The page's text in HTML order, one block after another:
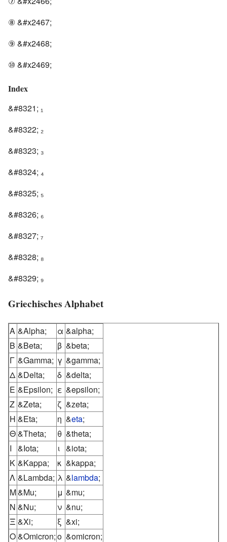
⑧ &#x2467;
⑨ &#x2468;
⑩ &#x2469;
Index
&#8321; ₁
&#8322; ₂
&#8323; ₃
&#8324; ₄
&#8325; ₅
&#8326; ₆
&#8327; ₇
&#8328; ₈
&#8329; ₉
Griechisches Alphabet
Α &Alpha; α &alpha;
Β &Beta; β &beta;
Γ &Gamma; γ &gamma;
Δ &Delta; δ &delta;
Ε &Epsilon; ε &epsilon;
Ζ &Zeta; ζ &zeta;
Η &Eta; η &eta;
Θ&Theta; θ &theta;
Ι &Iota; ι &iota;
Κ &Kappa; κ &kappa;
Λ &Lambda; λ &lambda;
Μ&Mu; μ &mu;
Ν &Nu; ν &nu;
Ξ &Xi; ξ &xi;
Ο&Omicron;ο &omicron;